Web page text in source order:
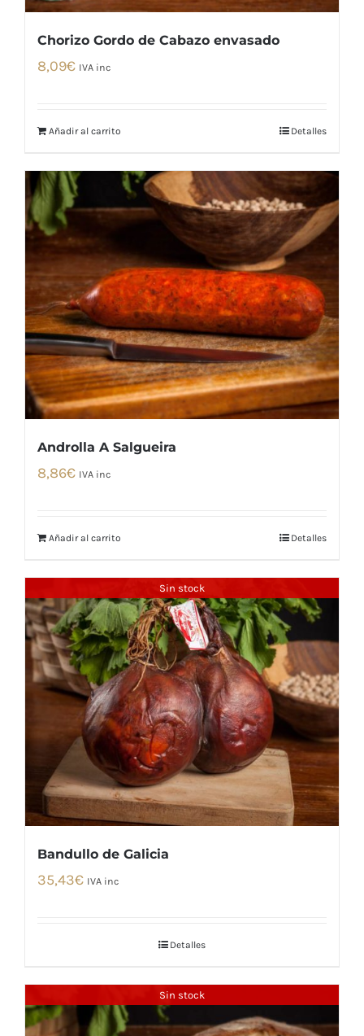
Chorizo Gordo de Cabazo envasado
8,09€ IVA inc
Añadir al carrito Detalles
Androlla A Salgueira
8,86€ IVA inc
Añadir al carrito Detalles
Sin stock
Bandullo de Galicia
35,43€ IVA inc
Detalles
Sin stock